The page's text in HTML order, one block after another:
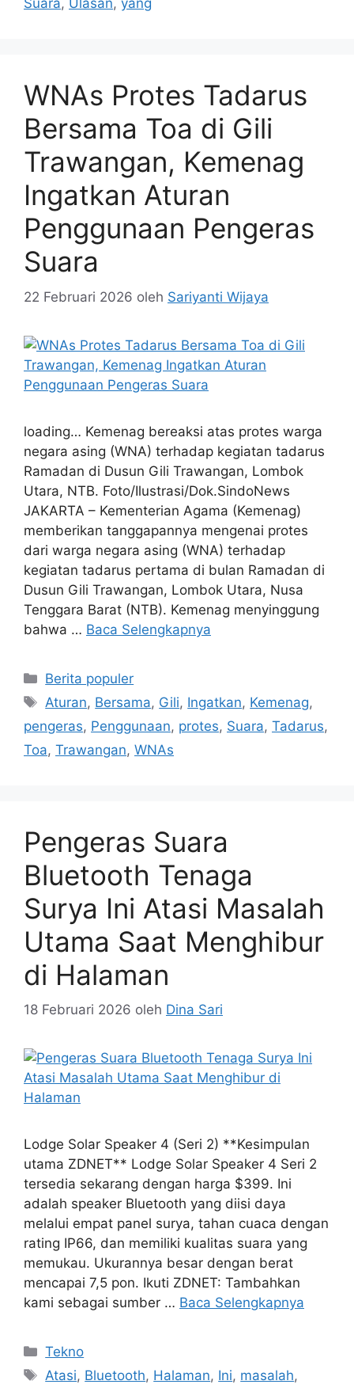
Suara, Ulasan, yang
WNAs Protes Tadarus
Bersama Toa di Gili
Trawangan, Kemenag
Ingatkan Aturan
Penggunaan Pengeras
Suara
22 Februari 2026 oleh Sariyanti Wijaya
loading… Kemenag bereaksi atas protes warga
negara asing (WNA) terhadap kegiatan tadarus
Ramadan di Dusun Gili Trawangan, Lombok
Utara, NTB. Foto/Ilustrasi/Dok.SindoNews
JAKARTA – Kementerian Agama (Kemenag)
memberikan tanggapannya mengenai protes
dari warga negara asing (WNA) terhadap
kegiatan tadarus pertama di bulan Ramadan di
Dusun Gili Trawangan, Lombok Utara, Nusa
Tenggara Barat (NTB). Kemenag menyinggung
bahwa … Baca Selengkapnya
Kategori
Berita populer
Tag
Aturan, Bersama, Gili, Ingatkan, Kemenag,
pengeras, Penggunaan, protes, Suara, Tadarus,
Toa, Trawangan, WNAs
Pengeras Suara
Bluetooth Tenaga
Surya Ini Atasi Masalah
Utama Saat Menghibur
di Halaman
18 Februari 2026 oleh Dina Sari
Lodge Solar Speaker 4 (Seri 2) **Kesimpulan
utama ZDNET** Lodge Solar Speaker 4 Seri 2
tersedia sekarang dengan harga $399. Ini
adalah speaker Bluetooth yang diisi daya
melalui empat panel surya, tahan cuaca dengan
rating IP66, dan memiliki kualitas suara yang
memukau. Ukurannya besar dengan berat
mencapai 7,5 pon. Ikuti ZDNET: Tambahkan
kami sebagai sumber … Baca Selengkapnya
Kategori
Tekno
Tag
Atasi, Bluetooth, Halaman, Ini, masalah,